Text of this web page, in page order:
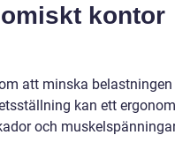
kontor
att minska
kan ett
och